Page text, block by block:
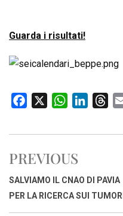
Guarda i risultati!
c
b
o
o
W
a
s
A
p
n
d
I
r
d
s
PREVIOUS
SALVIAMO IL CNAO DI PAVIA
PER LA RICERCA SUI TUMORI